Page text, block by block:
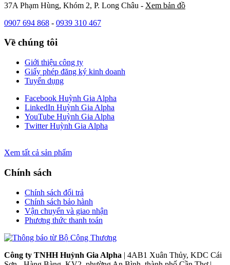
37A Phạm Hùng, Khóm 2, P. Long Châu - Xem bản đồ
0907 694 868 - 0939 310 467
Về chúng tôi
Giới thiệu công ty
Giấy phép đăng ký kinh doanh
Tuyển dụng
Facebook Huỳnh Gia Alpha
LinkedIn Huỳnh Gia Alpha
YouTube Huỳnh Gia Alpha
Twitter Huỳnh Gia Alpha
Xem tất cả sản phẩm
Chính sách
Chính sách đổi trả
Chính sách bảo hành
Vận chuyển và giao nhận
Phương thức thanh toán
Công ty TNHH Huỳnh Gia Alpha | 4AB1 Xuân Thủy, KDC Cái